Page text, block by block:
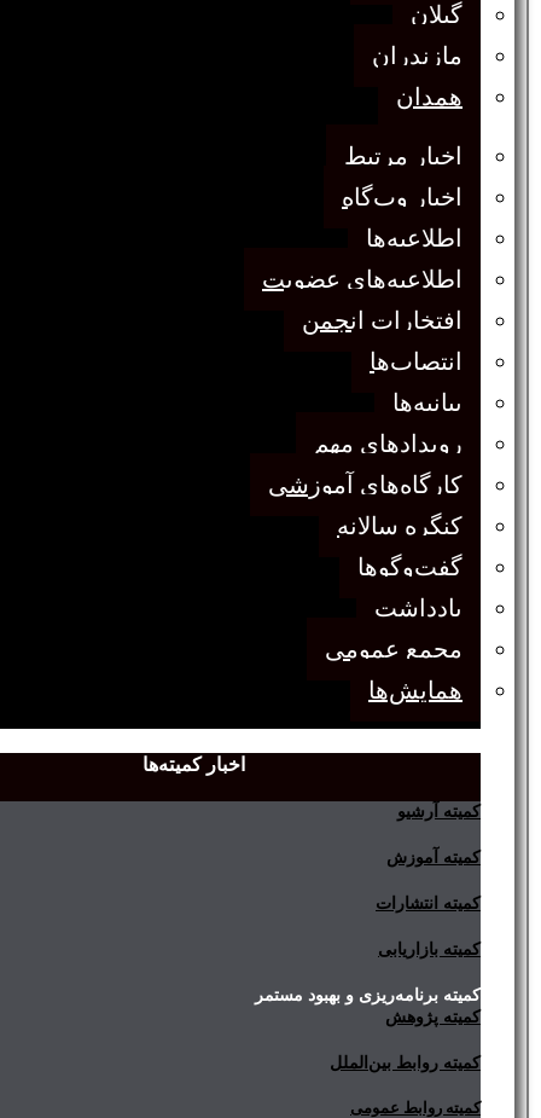
گیلان
مازندران
همدان
اخبار مرتبط
اخبار وب‌گاه
اطلاعیه‌ها
اطلاعیه‌های عضویت
افتخارات انجمن
انتصاب‌ها
بیانیه‌ها
رویدادهای مهم
کارگاه‌های آموزشی
کنگره سالانه
گفت‌وگوها
یادداشت
مجمع عمومی
همایش‌ها
اخبار کمیته‌ها
کمیته آرشیو
کمیته آموزش
کمیته انتشارات
کمیته بازاریابی
کمیته برنامه‌ریزی و بهبود مستمر
کمیته پژوهش
کمیته روابط بین‌الملل
کمیته روابط عمومی